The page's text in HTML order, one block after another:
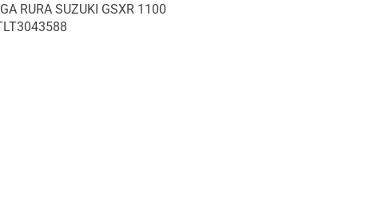
RURA SUZUKI GSXR 1100